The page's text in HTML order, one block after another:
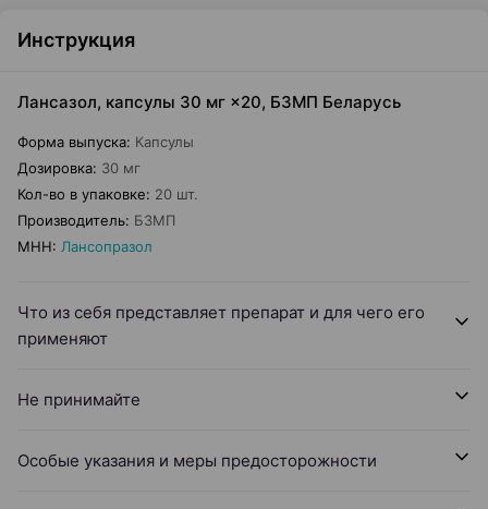
Инструкция
Лансазол, капсулы 30 мг ×20, БЗМП Беларусь
Форма выпуска: Капсулы
Дозировка: 30 мг
Кол-во в упаковке: 20 шт.
Производитель: БЗМП
МНН: Лансопразол
Что из себя представляет препарат и для чего его
применяют
Не принимайте
Особые указания и меры предосторожности